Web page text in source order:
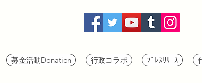
募金活動Donation 行政コラボ ﾌﾟﾚｽﾘﾘｰｽ